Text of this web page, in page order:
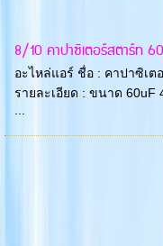
8/10 คาปาซิเตอร์สตาร์ท
อะไหล่แอร์ ชื่อ : คาปาซิเต
รายละเอียด : ขนาด 60uF
...